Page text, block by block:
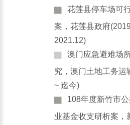
花莲县停车场可
案，花莲县政府
2021.12)
澳门应急避难场
究，澳门土地工务运
~ 迄今)
108年度新竹市
业基金收支研析案，